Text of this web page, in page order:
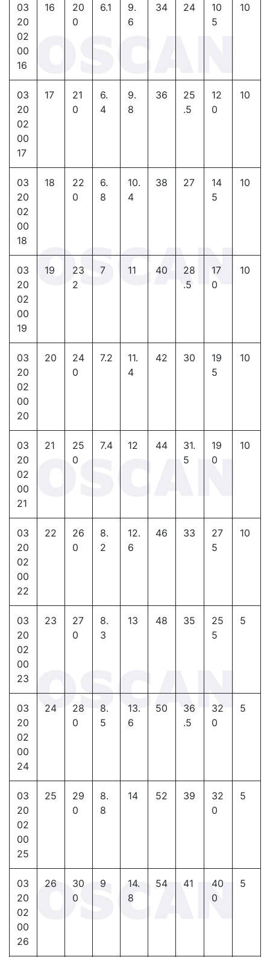
03
20
02
00
16
16
20
0
6.1
9.
6
34 24
10
5
10
03
20
02
00
17
17
21
0
6.
4
9.
8
36
25
.5
12
0
10
03
20
02
00
18
18
22
0
6.
8
10.
4
38 27
14
5
10
03
20
02
00
19
19
23
2
7 11 40
28
.5
17
0
10
03
20
02
00
20
20
24
0
7.2
11.
4
42 30
19
5
10
03
20
02
00
21
21
25
0
7.4 12 44
31.
5
19
0
10
03
20
02
00
22
22
26
0
8.
2
12.
6
46 33
27
5
10
03
20
02
00
23
23
27
0
8.
3
13 48 35
25
5
5
03
20
02
00
24
24
28
0
8.
5
13.
6
50
36
.5
32
0
5
03
20
02
00
25
25
29
0
8.
8
14 52 39
32
0
5
03
20
02
00
26
26
30
0
9
14.
8
54 41
40
0
5